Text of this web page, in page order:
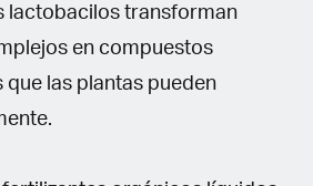
lactobacilos transforman
en compuestos
las plantas pueden